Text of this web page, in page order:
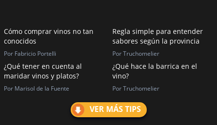
Cómo comprar vinos no tan
conocidos
Por Fabricio Portelli
Regla simple para entender
sabores según la provincia
Por Truchomelier
¿Qué tener en cuenta al
maridar vinos y platos?
Por Marisol de la Fuente
¿Qué hace la barrica en el
vino?
Por Truchomelier
VER MÁS TIPS